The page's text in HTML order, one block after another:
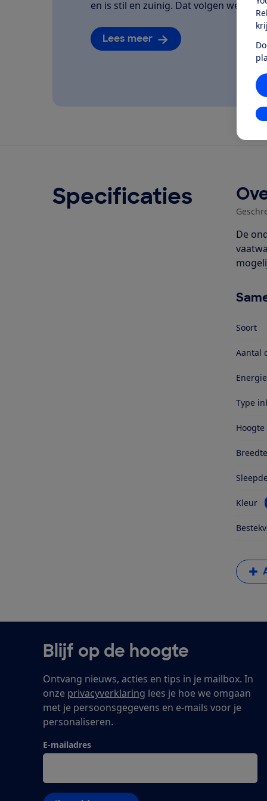
en is stil en zuinig. Dat volgen we van
Lees meer
Specificaties
De
Soort
Aantal
Type
Breedte
Kleur
Blijf op de hoogte
Ontvang nieuws, acties en tips in je mailbox. In
onze privacyverklaring lees je hoe we omgaan
met je persoonsgegevens en e-mails voor je
personaliseren.
E-mailadres